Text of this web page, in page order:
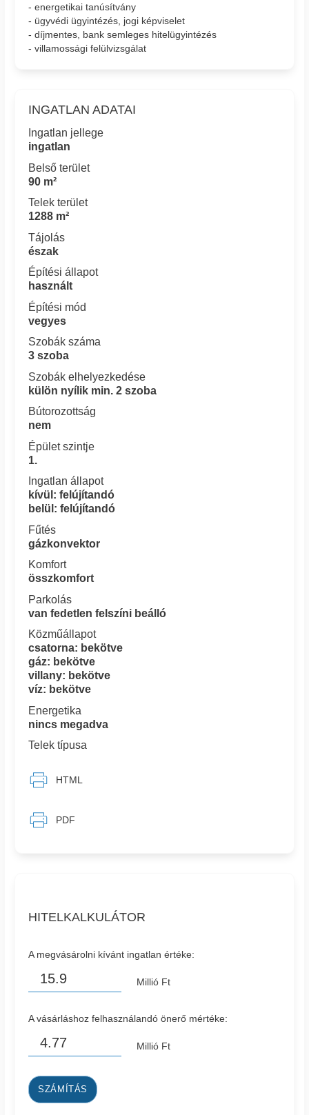
- energetikai tanúsítvány
- ügyvédi ügyintézés, jogi képviselet
- díjmentes, bank semleges hitelügyintézés
- villamossági felülvizsgálat
HITELKALKULÁTOR
A megvásárolni kívánt ingatlan értéke:
Millió Ft
A vásárláshoz felhasználandó önerő mértéke:
Millió Ft
SZÁMÍTÁS
INGATLAN ADATAI
Ingatlan jellege
ingatlan
Belső terület
90 m²
Telek terület
1288 m²
Tájolás
észak
Építési állapot
használt
Építési mód
vegyes
Szobák száma
3 szoba
Szobák elhelyezkedése
külön nyílik min. 2 szoba
Bútorozottság
nem
Épület szintje
1.
Ingatlan állapot
kívül: felújítandó
belül: felújítandó
Fűtés
gázkonvektor
Komfort
összkomfort
Parkolás
van fedetlen felszíni beálló
Közműállapot
csatorna: bekötve
gáz: bekötve
villany: bekötve
víz: bekötve
Energetika
nincs megadva
Telek típusa
HTML
PDF